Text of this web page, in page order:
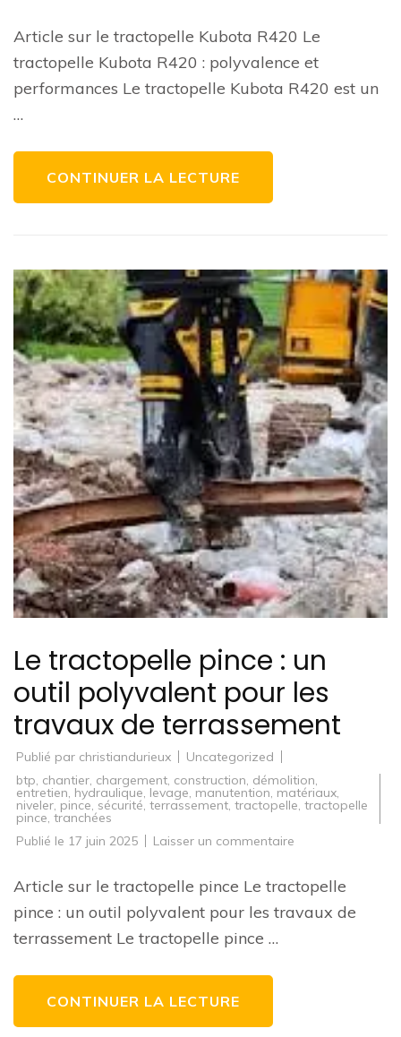
performances
du
Kubota
sur
Article sur le tractopelle Kubota R420 Le
tractopelle Kubota R420 : polyvalence et
performances Le tractopelle Kubota R420 est un
…
CONTINUER LA LECTURE
Le tractopelle pince : un
outil polyvalent pour les
travaux de terrassement
Publié par christiandurieux
Uncategorized
btp, chantier, chargement, construction, démolition,
entretien, hydraulique, levage, manutention, matériaux,
niveler, pince, sécurité, terrassement, tractopelle, tractopelle
pince, tranchées
Publié le 17 juin 2025 Laisser un commentaire
pince
:
outil
Article sur le tractopelle pince Le tractopelle
pince : un outil polyvalent pour les travaux de
terrassement Le tractopelle pince …
CONTINUER LA LECTURE